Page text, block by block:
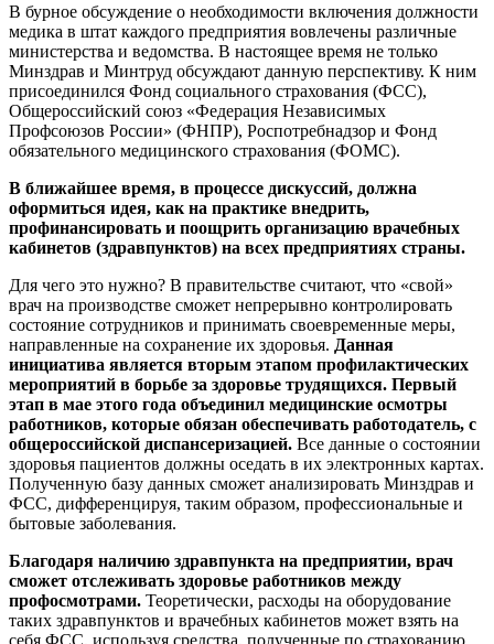
В бурное обсуждение о необходимости включения должности
медика в штат каждого предприятия вовлечены различные
министерства и ведомства. В настоящее время не только
Минздрав и Минтруд обсуждают данную перспективу. К ним
присоединился Фонд социального страхования (ФСС),
Общероссийский союз «Федерация Независимых
Профсоюзов России» (ФНПР), Роспотребнадзор и Фонд
обязательного медицинского страхования (ФОМС).
В ближайшее время, в процессе дискуссий, должна
оформиться идея, как на практике внедрить,
профинансировать и поощрить организацию врачебных
кабинетов (здравпунктов) на всех предприятиях страны.
Для чего это нужно? В правительстве считают, что «свой»
врач на производстве сможет непрерывно контролировать
состояние сотрудников и принимать своевременные меры,
направленные на сохранение их здоровья. Данная
инициатива является вторым этапом профилактических
мероприятий в борьбе за здоровье трудящихся. Первый
этап в мае этого года объединил медицинские осмотры
работников, которые обязан обеспечивать работодатель, с
общероссийской диспансеризацией. Все данные о состоянии
здоровья пациентов должны оседать в их электронных картах.
Полученную базу данных сможет анализировать Минздрав и
ФСС, дифференцируя, таким образом, профессиональные и
бытовые заболевания.
Благодаря наличию здравпункта на предприятии, врач
сможет отслеживать здоровье работников между
профосмотрами. Теоретически, расходы на оборудование
таких здравпунктов и врачебных кабинетов может взять на
себя ФСС, используя средства, полученные по страхованию